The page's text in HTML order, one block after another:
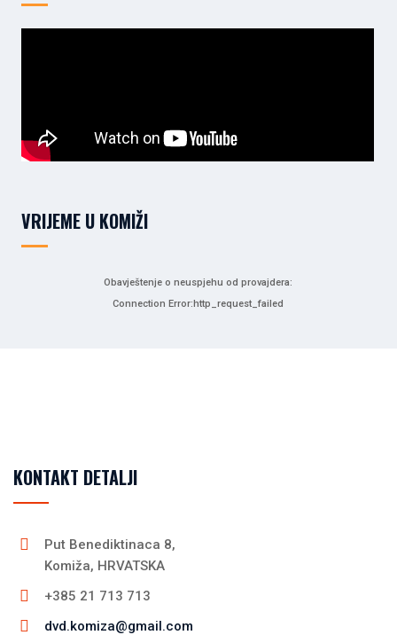
VRIJEME U KOMIŽI
Obavještenje o neuspjehu od provajdera:
Connection Error:http_request_failed
KONTAKT DETALJI
Put Benediktinaca 8,
Komiža, HRVATSKA
+385 21 713 713
dvd.komiza@gmail.com